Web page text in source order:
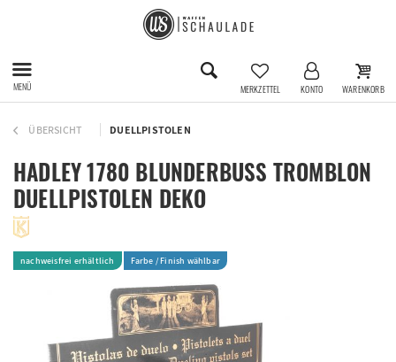
MENÜ MERKZETTEL KONTO WARENKORB
ÜBERSICHT DUELLPISTOLEN
HADLEY 1780 BLUNDERBUSS TROMBLON
DUELLPISTOLEN DEKO
nachweisfrei erhältlich Farbe / Finish wählbar